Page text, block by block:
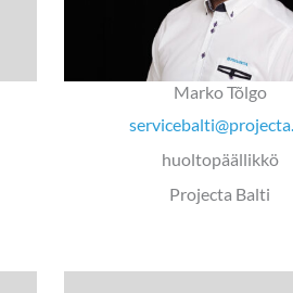
Marko Tõlgo
huoltopäällikkö
Projecta Balti